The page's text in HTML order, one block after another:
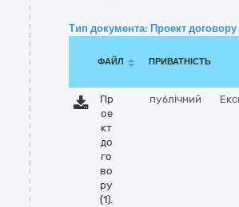
Тип документа: Проект договору
ФАЙЛ ПРИВАТНІСТЬ
Пр
ое
кт
до
го
во
ру
(1).
публічний